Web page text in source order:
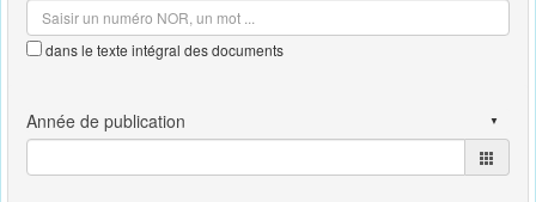
dans le texte intégral des documents